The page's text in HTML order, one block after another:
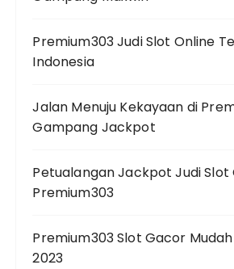
Premium303 Judi Slot Online
Indonesia
Jalan Menuju Kekayaan di
Gampang Jackpot
Petualangan Jackpot Judi Slot
Premium303
Premium303 Slot Gacor
2023